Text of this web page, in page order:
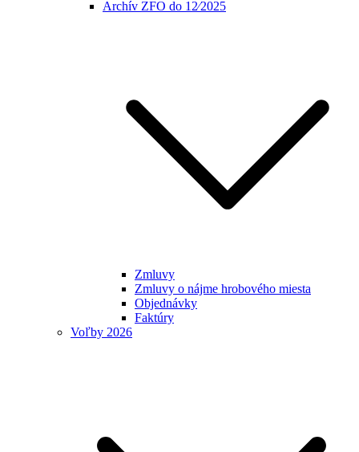
Archív ZFO do 12⁄2025
Zmluvy
Zmluvy o nájme hrobového miesta
Objednávky
Faktúry
Voľby 2026